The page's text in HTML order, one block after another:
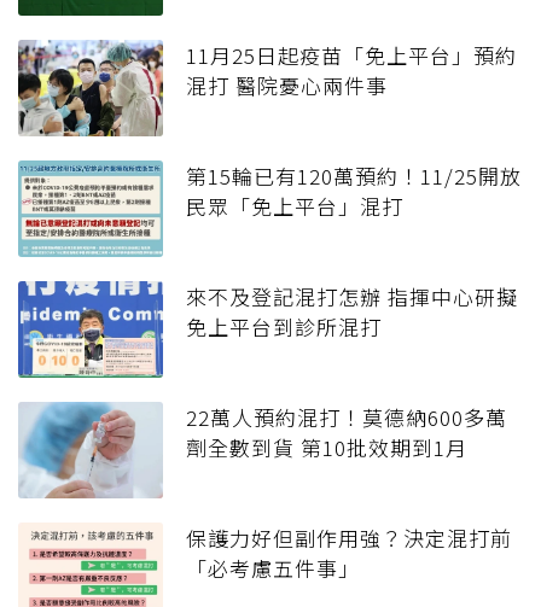
11月25日起疫苗「免上平台」預約
混打 醫院憂心兩件事
第15輪已有120萬預約！11/25開放
民眾「免上平台」混打
來不及登記混打怎辦 指揮中心研擬
免上平台到診所混打
22萬人預約混打！莫德納600多萬
劑全數到貨 第10批效期到1月
保護力好但副作用強？決定混打前
「必考慮五件事」